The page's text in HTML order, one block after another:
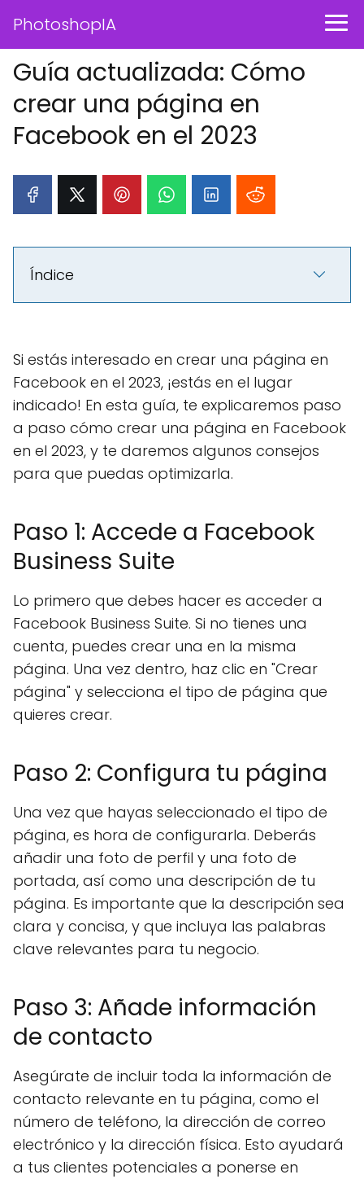
PhotoshopIA
Guía actualizada: Cómo
crear una página en
Facebook en el 2023
Índice
Si estás interesado en crear una página en
Facebook en el 2023, ¡estás en el lugar
indicado! En esta guía, te explicaremos paso
a paso cómo crear una página en Facebook
en el 2023, y te daremos algunos consejos
para que puedas optimizarla.
Paso 1: Accede a Facebook
Business Suite
Lo primero que debes hacer es acceder a
Facebook Business Suite. Si no tienes una
cuenta, puedes crear una en la misma
página. Una vez dentro, haz clic en "Crear
página" y selecciona el tipo de página que
quieres crear.
Paso 2: Configura tu página
Una vez que hayas seleccionado el tipo de
página, es hora de configurarla. Deberás
añadir una foto de perfil y una foto de
portada, así como una descripción de tu
página. Es importante que la descripción sea
clara y concisa, y que incluya las palabras
clave relevantes para tu negocio.
Paso 3: Añade información
de contacto
Asegúrate de incluir toda la información de
contacto relevante en tu página, como el
número de teléfono, la dirección de correo
electrónico y la dirección física. Esto ayudará
a tus clientes potenciales a ponerse en